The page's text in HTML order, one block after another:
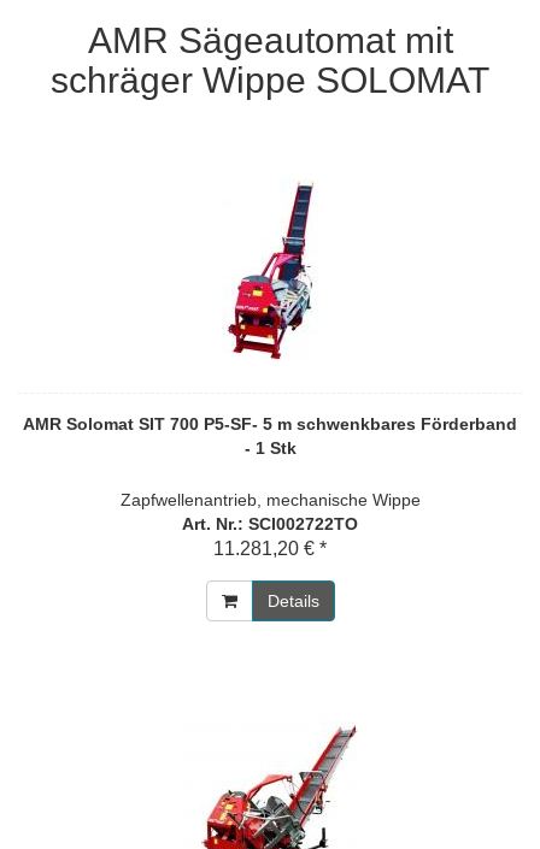
AMR Sägeautomat mit
schräger Wippe SOLOMAT
AMR Solomat SIT 700 P5-SF- 5 m schwenkbares Förderband
- 1 Stk
Zapfwellenantrieb, mechanische Wippe
Art. Nr.: SCI002722TO
11.281,20 € *
Details